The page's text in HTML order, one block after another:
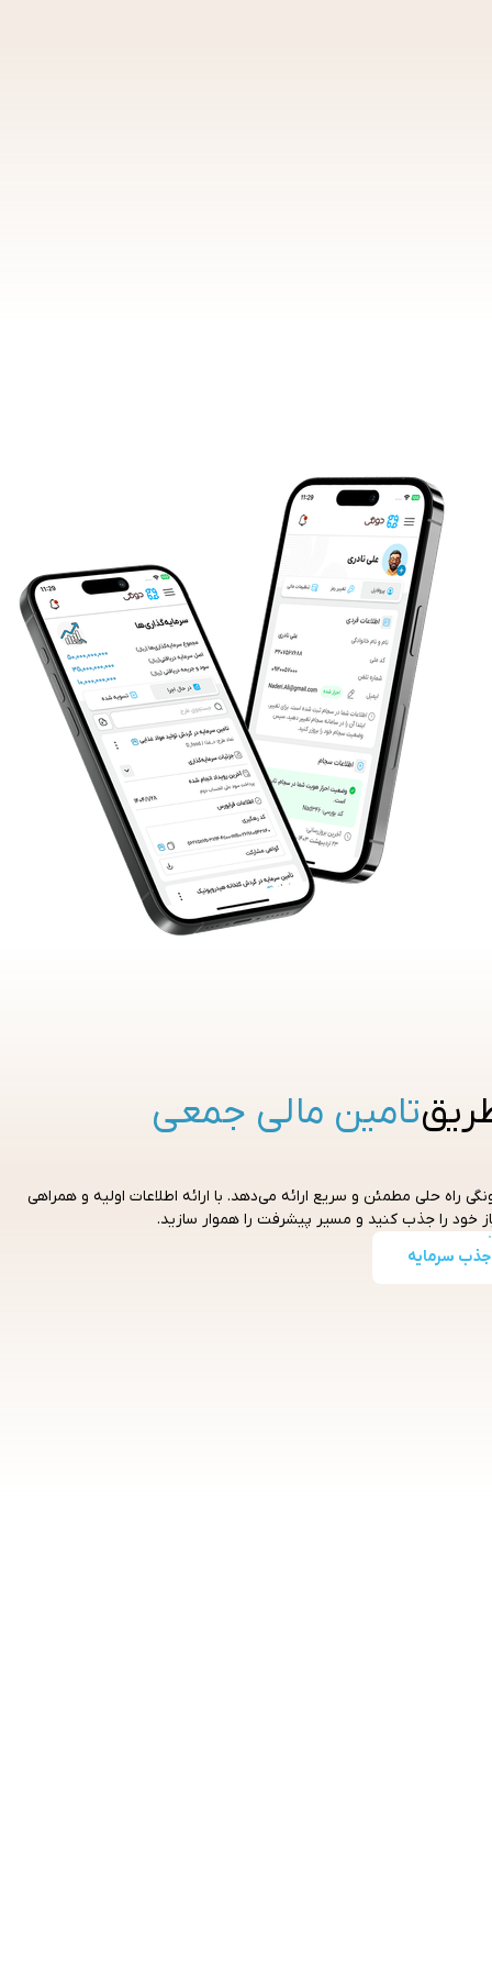
تامین مالی جمعی
راه حلی مطمئن و سریع ارائه می‌دهد. با ارائه اطلاعات اولیه و همراهی
خود را جذب کنید و مسیر پیشرفت را هموار سازید.
جذب سرمایه